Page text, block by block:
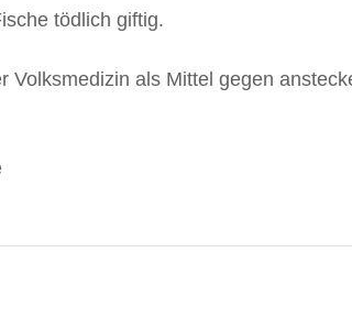
tödlich giftig.
Volksmedizin als Mittel gegen